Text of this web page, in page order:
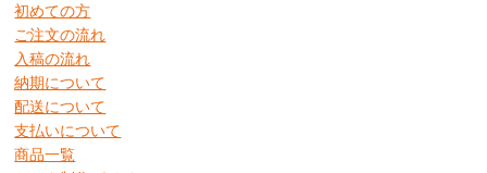
初めての方
ご注文の流れ
入稿の流れ
納期について
配送について
支払いについて
商品一覧